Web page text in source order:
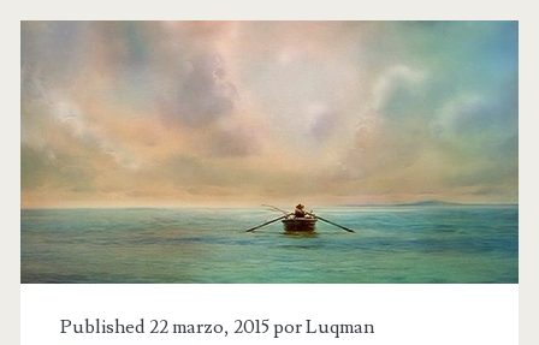
del
Published 22 marzo, 2015 porLuqman